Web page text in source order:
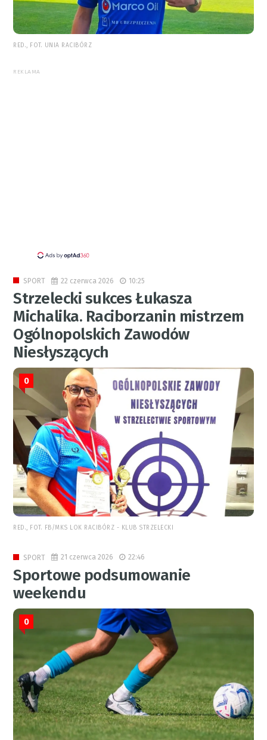
RED., FOT. UNIA RACIBÓRZ
REKLAMA
SPORT 22 czerwca 2026 10:25
Strzelecki sukces Łukasza
Michalika. Raciborzanin mistrzem
Ogólnopolskich Zawodów
Niesłyszących
0
RED., FOT. FB/MKS LOK RACIBÓRZ - KLUB STRZELECKI
SPORT 21 czerwca 2026 22:46
Sportowe podsumowanie
weekendu
0